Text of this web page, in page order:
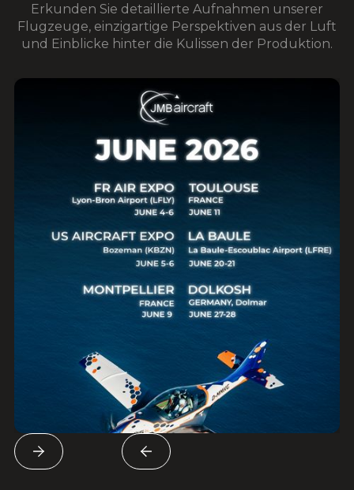
Erkunden Sie detaillierte Aufnahmen unserer
Flugzeuge, einzigartige Perspektiven aus der Luft
und Einblicke hinter die Kulissen der Produktion.